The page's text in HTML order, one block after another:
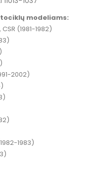
modeliams:
CSR (1981-1982)
2002)
1983)